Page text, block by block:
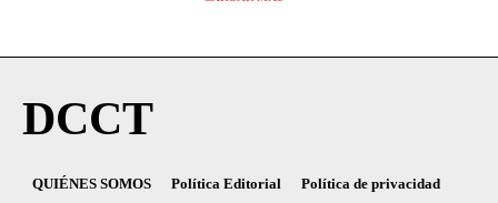
DCCT
QUIÉNES SOMOS Política Editorial Política de privacidad